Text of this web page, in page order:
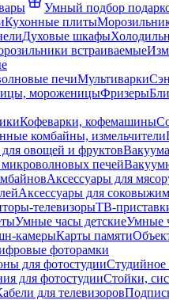
Умный подбор
Кухонные плиты
Духовые шкафы
встраиваемые
печиМультиварки
мороженицыФризеры
Кофеварки, кофемашины
комбайны, измельчители
овощей и фруктов
печей
Аксессуары для
Аксессуары для
телевизорыТВ-
Умные часы детскиеУмные
камерыКарты памяти
фоторамки
для фотостудииСтудийное
для фотостудииСтойки,
для телевизоров